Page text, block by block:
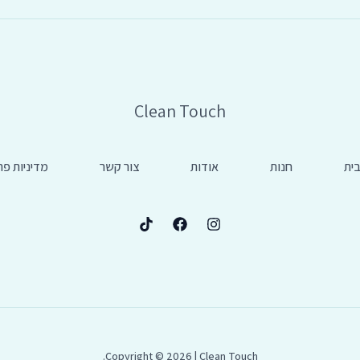
Clean Touch
חנות אודות צור קשר מדיניות
Copyright © 2026 | Clean Touch.